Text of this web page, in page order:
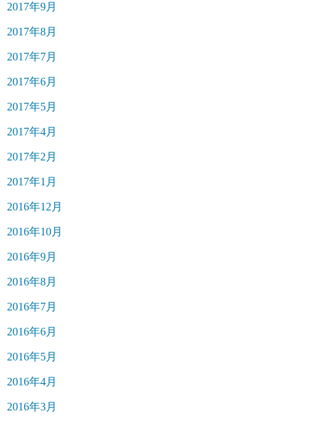
2017年9月
2017年8月
2017年7月
2017年6月
2017年5月
2017年4月
2017年2月
2017年1月
2016年12月
2016年10月
2016年9月
2016年8月
2016年7月
2016年6月
2016年5月
2016年4月
2016年3月